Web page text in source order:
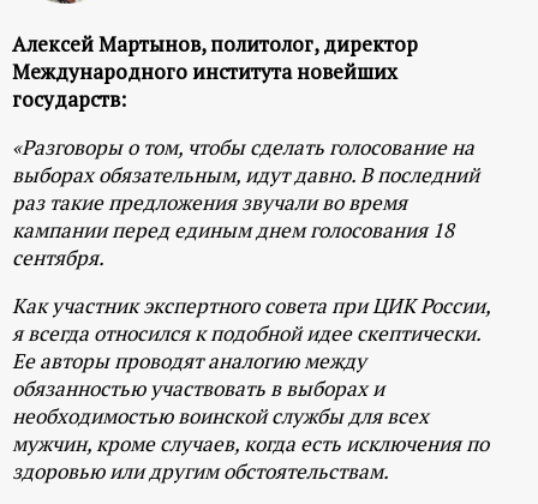
Алексей Мартынов, политолог, директор
Международного института новейших
государств:
«Разговоры о том, чтобы сделать голосование на
выборах обязательным, идут давно. В последний
раз такие предложения звучали во время
кампании перед единым днем голосования 18
сентября.
Как участник экспертного совета при ЦИК России,
я всегда относился к подобной идее скептически.
Ее авторы проводят аналогию между
обязанностью участвовать в выборах и
необходимостью воинской службы для всех
мужчин, кроме случаев, когда есть исключения по
здоровью или другим обстоятельствам.